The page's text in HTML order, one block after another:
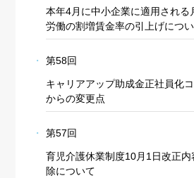
本年4月に中小企業に適用される
労働の割増賃金率の引上げにつ
第58回
キャリアアップ助成金正社員化
からの変更点
第57回
育児介護休業制度10月1日改正
除について